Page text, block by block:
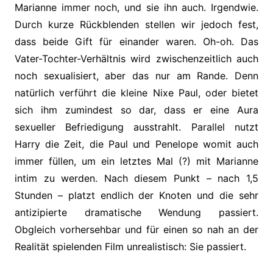
Marianne immer noch, und sie ihn auch. Irgendwie.
Durch kurze Rückblenden stellen wir jedoch fest,
dass beide Gift für einander waren. Oh-oh. Das
Vater-Tochter-Verhältnis wird zwischenzeitlich auch
noch sexualisiert, aber das nur am Rande. Denn
natürlich verführt die kleine Nixe Paul, oder bietet
sich ihm zumindest so dar, dass er eine Aura
sexueller Befriedigung ausstrahlt. Parallel nutzt
Harry die Zeit, die Paul und Penelope womit auch
immer füllen, um ein letztes Mal (?) mit Marianne
intim zu werden. Nach diesem Punkt – nach 1,5
Stunden – platzt endlich der Knoten und die sehr
antizipierte dramatische Wendung passiert.
Obgleich vorhersehbar und für einen so nah an der
Realität spielenden Film unrealistisch: Sie passiert.